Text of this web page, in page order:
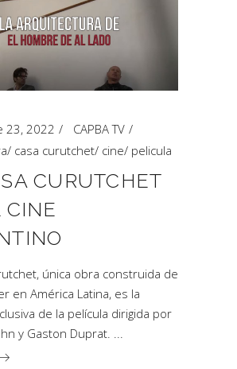
23, 2022
CAPBA TV
/ casa curutchet/ cine/ pelicula
CURUTCHET
CINE
única obra construida de
en América Latina, es la
de la película dirigida por
y Gaston Duprat.